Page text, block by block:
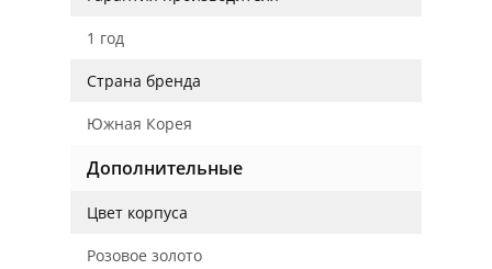
1 год
Страна бренда
Южная Корея
Дополнительные
Цвет корпуса
Розовое золото